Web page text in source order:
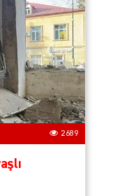
2689